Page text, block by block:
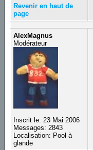
Revenir en haut de
page
AlexMagnus
Modérateur
Inscrit le: 23 Mai 2006
Messages: 2843
Localisation: Pool à
glande